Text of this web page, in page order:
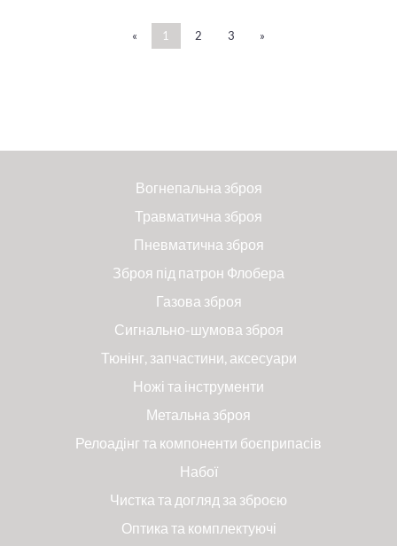
« 1 2 3 »
Вогнепальна зброя
Травматична зброя
Пневматична зброя
Зброя під патрон Флобера
Газова зброя
Сигнально-шумова зброя
Тюнінг, запчастини, аксесуари
Ножі та інструменти
Метальна зброя
Релоадінг та компоненти боєприпасів
Набої
Чистка та догляд за зброєю
Оптика та комплектуючі